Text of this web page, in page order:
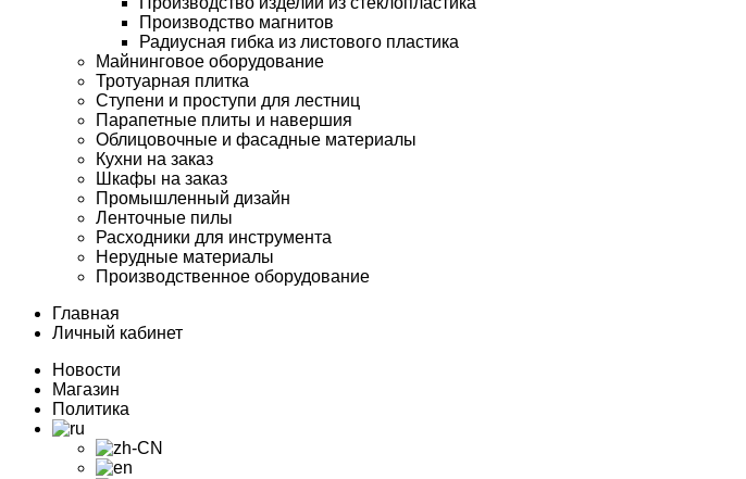
Производство магнитов
Радиусная гибка из листового пластика
Майнинговое оборудование
Тротуарная плитка
Ступени и проступи для лестниц
Парапетные плиты и навершия
Облицовочные и фасадные материалы
Кухни на заказ
Шкафы на заказ
Промышленный дизайн
Ленточные пилы
Расходники для инструмента
Нерудные материалы
Производственное оборудование
Главная
Личный кабинет
Новости
Магазин
Политика